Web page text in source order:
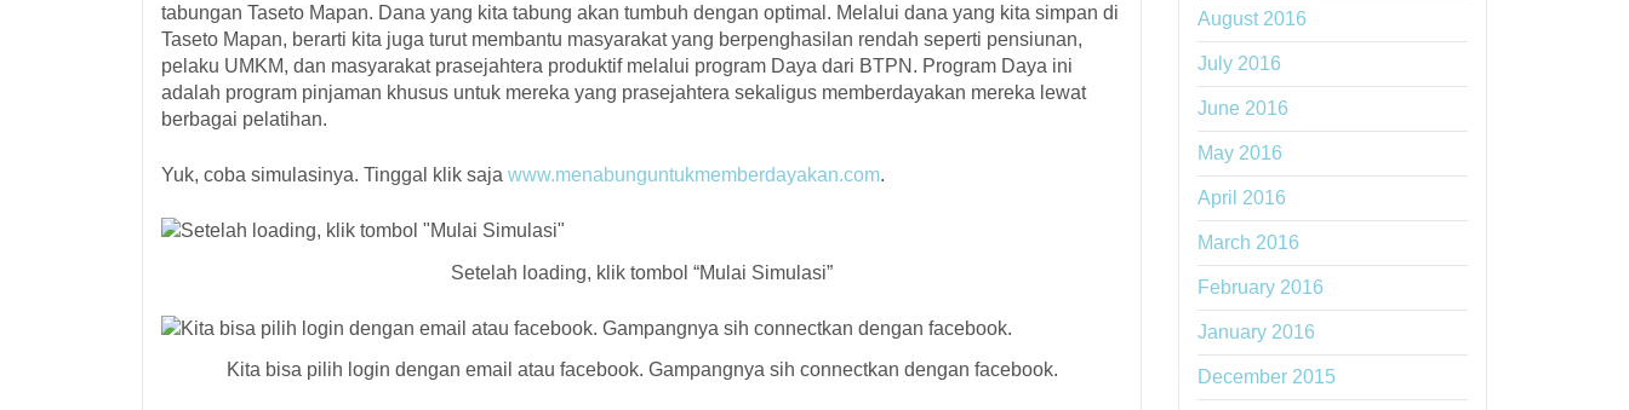
tabungan Taseto Mapan. Dana yang kita tabung akan tumbuh dengan optimal. Melalui dana yang kita simpan di
Taseto Mapan, berarti kita juga turut membantu masyarakat yang berpenghasilan rendah seperti pensiunan,
pelaku UMKM, dan masyarakat prasejahtera produktif melalui program Daya dari BTPN. Program Daya ini
adalah program pinjaman khusus untuk mereka yang prasejahtera sekaligus memberdayakan mereka lewat
berbagai pelatihan.
Yuk, coba simulasinya. Tinggal klik saja www.menabunguntukmemberdayakan.com.
Setelah loading, klik tombol “Mulai Simulasi”
Kita bisa pilih login dengan email atau facebook. Gampangnya sih connectkan dengan facebook.
August 2016
July 2016
June 2016
May 2016
April 2016
March 2016
February 2016
January 2016
December 2015